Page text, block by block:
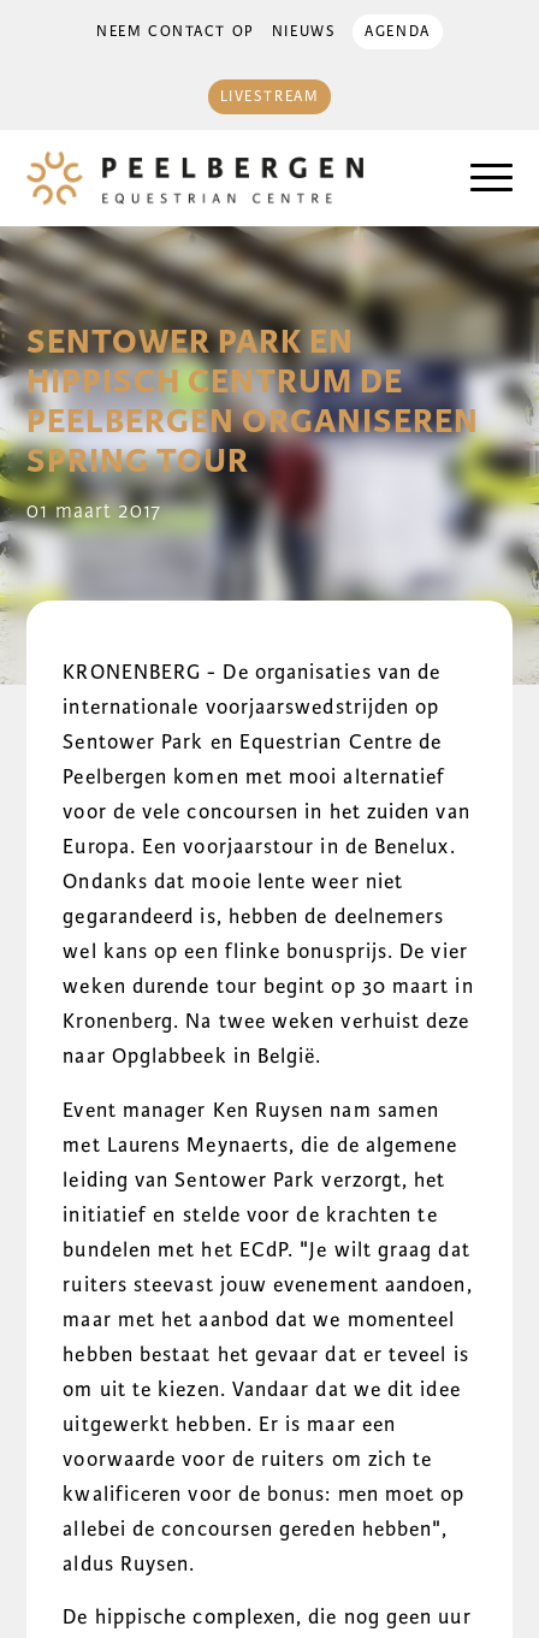
NEEM CONTACT OP NIEUWS AGENDA
LIVESTREAM
SENTOWER PARK EN
HIPPISCH CENTRUM DE
PEELBERGEN ORGANISEREN
SPRING TOUR
01 maart 2017
KRONENBERG - De organisaties van de
internationale voorjaarswedstrijden op
Sentower Park en Equestrian Centre de
Peelbergen komen met mooi alternatief
voor de vele concoursen in het zuiden van
Europa. Een voorjaarstour in de Benelux.
Ondanks dat mooie lente weer niet
gegarandeerd is, hebben de deelnemers
wel kans op een flinke bonusprijs. De vier
weken durende tour begint op 30 maart in
Kronenberg. Na twee weken verhuist deze
naar Opglabbeek in België.
Event manager Ken Ruysen nam samen
met Laurens Meynaerts, die de algemene
leiding van Sentower Park verzorgt, het
initiatief en stelde voor de krachten te
bundelen met het ECdP. "Je wilt graag dat
ruiters steevast jouw evenement aandoen,
maar met het aanbod dat we momenteel
hebben bestaat het gevaar dat er teveel is
om uit te kiezen. Vandaar dat we dit idee
uitgewerkt hebben. Er is maar een
voorwaarde voor de ruiters om zich te
kwalificeren voor de bonus: men moet op
allebei de concoursen gereden hebben",
aldus Ruysen.
De hippische complexen, die nog geen uur